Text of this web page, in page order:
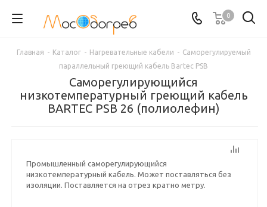
0
Главная - Каталог - Нагревательные кабели - Сaморегулируемый
параллельный греющий кабель Bartec PSB
Саморегулирующийся
низкотемпературный греющий кабель
BARTEC PSB 26 (полиолефин)
Промышленный саморегулирующийся
низкотемпературный кабель. Может поставляться без
изоляции. Поставляется на отрез кратно метру.